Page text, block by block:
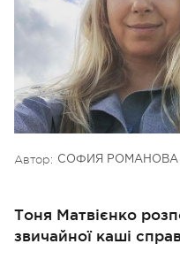
Автор: СОФИЯ РОМАНОВА
Тоня Матвієнко
звичайної каші